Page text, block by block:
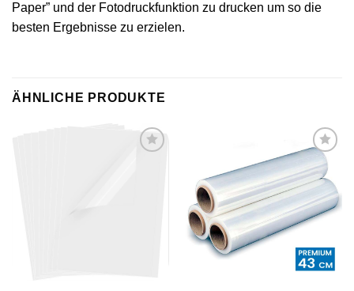
Paper” und der Fotodruckfunktion zu drucken um so die
besten Ergebnisse zu erzielen.
ÄHNLICHE PRODUKTE
Artikel
merken